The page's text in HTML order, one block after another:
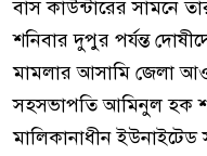
বাস কাউন্টারের সামনে
শনিবার দুপুর পর্যন্ত
মামলার আসামি জেলা
সহসভাপতি আমিনুল হক
মালিকানাধীন ইউনাইটেড